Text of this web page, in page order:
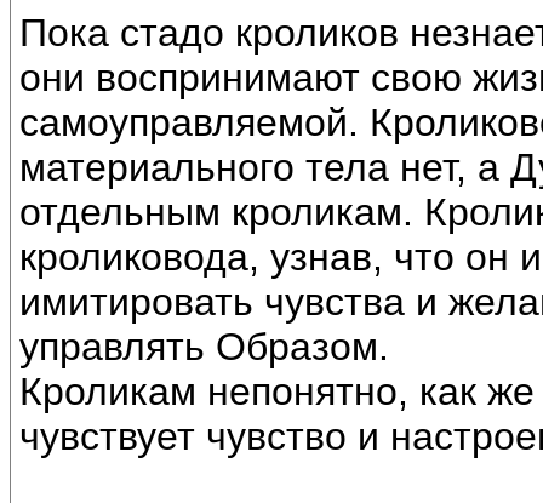
Пока стадо кроликов
они воспринимают свою
самоуправляемой.
материального тела нет, а
отдельным кроликам.
кроликовода, узнав, что он
имитировать чувства и
управлять Образом.
Кроликам непонятно, как
чувствует чувство и